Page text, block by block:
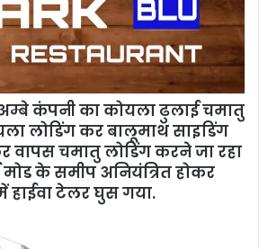
कंपनी का कोयला ढुलाई चमातु
लोडिंग कर बालूमाथ साइडिंग
वापस चमातु लोडिंग करने जा रहा
मोड के समीप अनियंत्रित होकर
टेलर घुस गया.